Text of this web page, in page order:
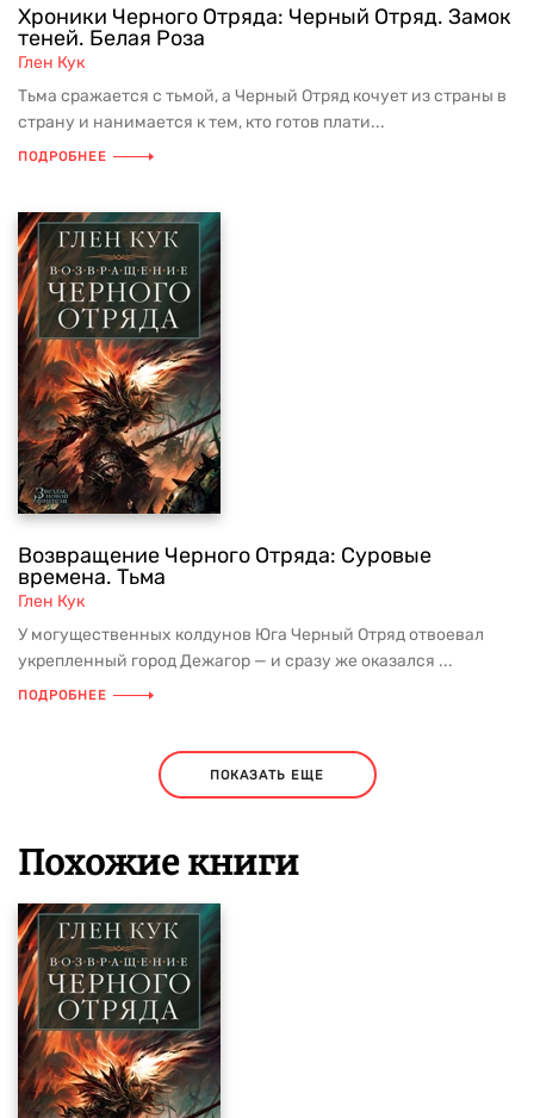
Хроники Черного Отряда: Черный Отряд. Замок
теней. Белая Роза
Глен Кук
Тьма сражается с тьмой, а Черный Отряд кочует из страны в
страну и нанимается к тем, кто готов плати...
ПОДРОБНЕЕ
Возвращение Черного Отряда: Суровые
времена. Тьма
Глен Кук
У могущественных колдунов Юга Черный Отряд отвоевал
укрепленный город Дежагор — и сразу же оказался ...
ПОДРОБНЕЕ
ПОКАЗАТЬ ЕЩЕ
Похожие книги